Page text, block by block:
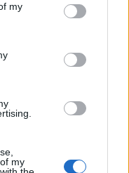
You may click to
third-party tags to
in below Google
my
my
la vida